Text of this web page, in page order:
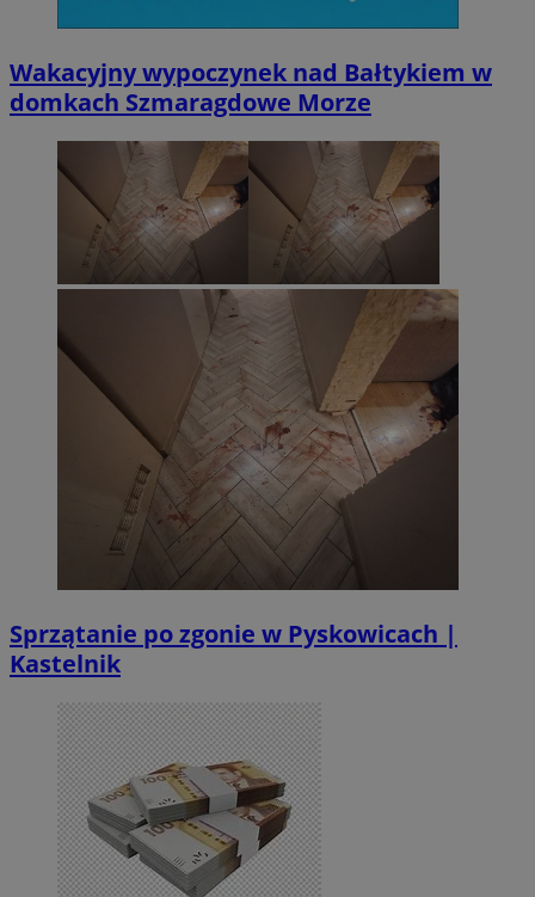
Wakacyjny wypoczynek nad Bałtykiem w
domkach Szmaragdowe Morze
Sprzątanie po zgonie w Pyskowicach |
Kastelnik